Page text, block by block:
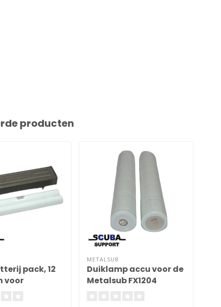
producten
pack, 12
voor
METALSUB
Duiklamp accu voor de
Metalsub FX1204